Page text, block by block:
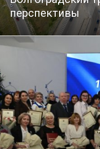
перспективы